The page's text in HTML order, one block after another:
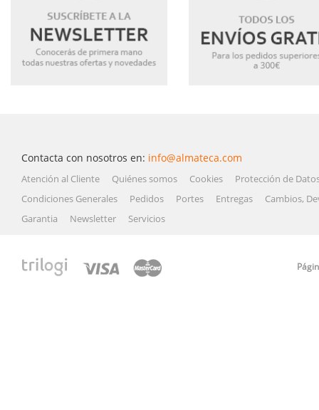
Contacta con nosotros en: info@almateca.com
Atención al Cliente Quiénes somos Cookies
Protección de
Condiciones Generales
Pedidos Portes Entregas
Cambios,
Garantia
Newsletter Servicios